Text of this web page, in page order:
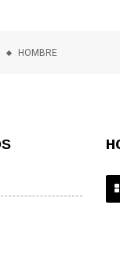
HOMBRE